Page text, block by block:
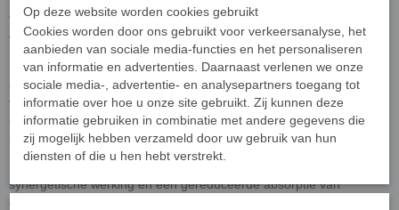
Verbruik:250 gram is gemiddeld goed voor een mozaïek werkstuk
van ongeveer 30 x 30 cm met een voeg van 2 mm.
DeBioblock®- technologiewordt gekenmerkt door speciale
organische moleculen die zich gelijkmatig over de microstructuur
van de voeg verdelen. Zo wordt direct voorkomen dat micro-
organismen die verantwoordelijk zijn voor de vorming van
schimmels, wortel kunnen schieten.
synergetische werking en een gereduceerde absorptie van
oppervlakte water.
Op deze website worden cookies gebruikt
Cookies worden door ons gebruikt voor verkeersanalyse, het
aanbieden van sociale media-functies en het personaliseren
van informatie en advertenties. Daarnaast verlenen we onze
sociale media-, advertentie- en analysepartners toegang tot
informatie over hoe u onze site gebruikt. Zij kunnen deze
informatie gebruiken in combinatie met andere gegevens die
zij mogelijk hebben verzameld door uw gebruik van hun
diensten of die u hen hebt verstrekt.